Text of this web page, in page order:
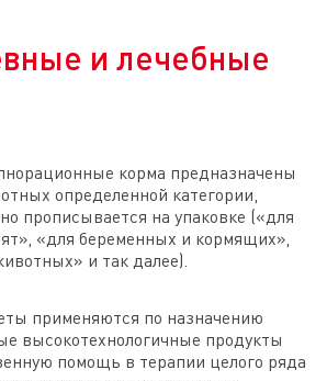
и лечебные
корма предназначены
определенной категории,
прописывается на упаковке («для
«для беременных и кормящих»,
и так далее).
применяются по назначению
высокотехнологичные продукты
помощь в терапии целого ряда